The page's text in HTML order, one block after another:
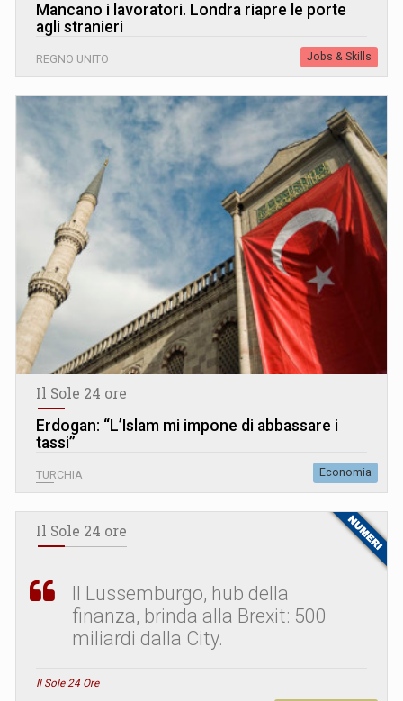
Mancano i lavoratori. Londra riapre le porte
agli stranieri
REGNO UNITO Jobs & Skills
Il Sole 24 ore
Erdogan: “L’Islam mi impone di abbassare i
tassi”
TURCHIA Economia
Il Sole 24 ore
Il Lussemburgo, hub della
finanza, brinda alla Brexit: 500
miliardi dalla City.
Il Sole 24 Ore